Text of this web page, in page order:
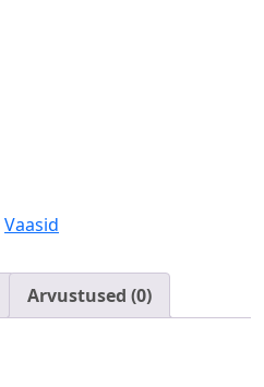
Vaasid
Arvustused (0)